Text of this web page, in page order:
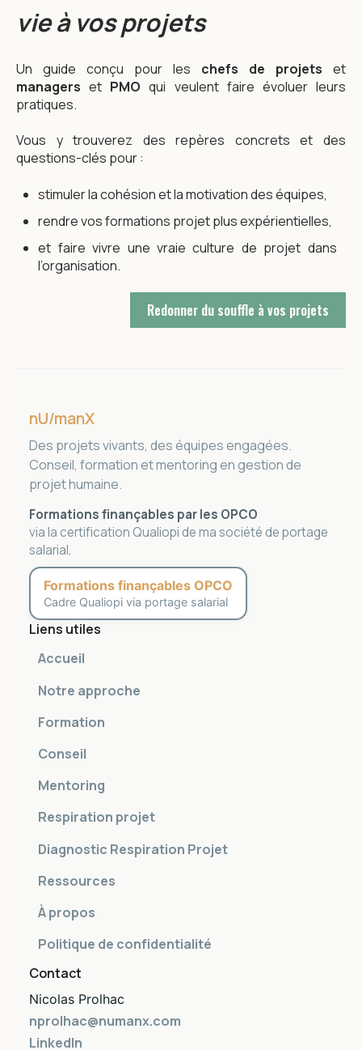
vie à vos projets
Un guide conçu pour les chefs de projets et
managers et PMOqui veulent faire évoluer leurs
pratiques.
Vous y trouverez des repères concrets et des
questions-clés pour :
stimuler la cohésion et la motivation des équipes,
rendre vos formations projet plus expérientielles,
et faire vivre une vraie culture de projet dans
l’organisation.
Redonner du souffle à vos projets
nU/manX
Des projets vivants, des équipes engagées.
Conseil, formation et mentoring en gestion de
projet humaine.
Formations finançables par les OPCO
via la certification Qualiopi de ma société de portage
salarial.
Formations finançables OPCO
Cadre Qualiopi via portage salarial
Liens utiles
Accueil
Notre approche
Formation
Conseil
Mentoring
Respiration projet
Diagnostic Respiration Projet
Ressources
À propos
Politique de confidentialité
Contact
Nicolas Prolhac
nprolhac@numanx.com
LinkedIn